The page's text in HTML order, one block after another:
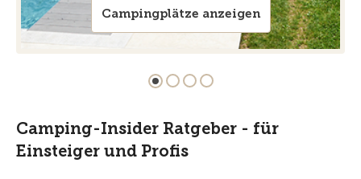
Campingplätze anzeigen
Camping-Insider Ratgeber - für
Einsteiger und Profis